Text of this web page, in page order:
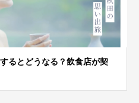
るとどうなる？飲食店が契